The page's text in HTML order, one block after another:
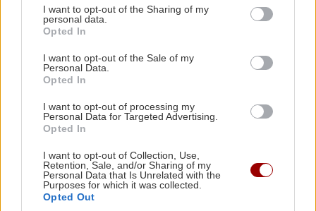
I want to opt-out of the Sharing of my
personal data.
Opted In
I want to opt-out of the Sale of my
Personal Data.
Opted In
I want to opt-out of processing my
Personal Data for Targeted Advertising.
Opted In
I want to opt-out of Collection, Use,
Retention, Sale, and/or Sharing of my
Personal Data that Is Unrelated with the
Purposes for which it was collected.
Opted Out
ΕΛΛΑΔΑ
Πάρος: Σφραγίστηκε το beach bar μετά τον
θάνατο του 4χρονου στην πισίνα – Στον
ΚΡΗΤΗ
Ηράκλειο: Μεγάλη βλάβη στις Βασιλειές –
Ποιες περιοχές θα μείνουν χωρίς νερό
Κρήτη: Συνελήφθη 32χρονος για πέντε
κλοπές από επιχειρήσεις – Βρέθηκαν
κλοπιμαία
ΚΟΣΜΟΣ
Κλιμάκωση στην Ερυθρά Θάλασσα:
Πύραυλοι των Χούθι χτύπησαν
πετρελαϊκές εγκαταστάσεις στην
Τζιζάν